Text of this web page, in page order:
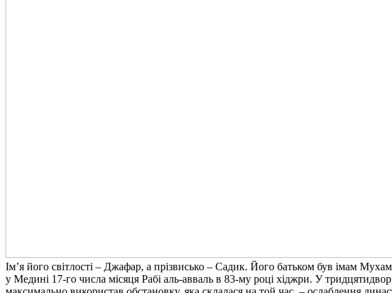
Ім’я його світлості – Джафар, а прізвисько – Садик. Його батьком був імам
у Медині 17-го числа місяця Рабі аль-авваль в 83-му році хіджри. У